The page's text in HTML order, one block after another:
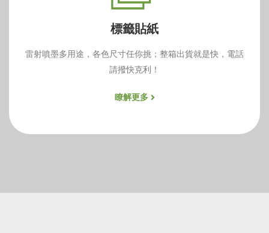
標籤貼紙
雷射噴墨多用途，各色尺寸任你挑；整箱出貨就是快，電話
請撥快克利！
瞭解更多